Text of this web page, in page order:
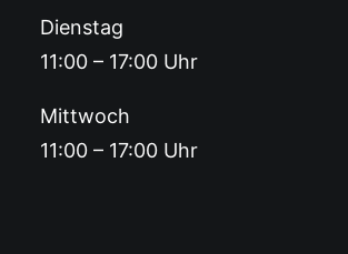
Dienstag
11:00 – 17:00 Uhr
Mittwoch
11:00 – 17:00 Uhr